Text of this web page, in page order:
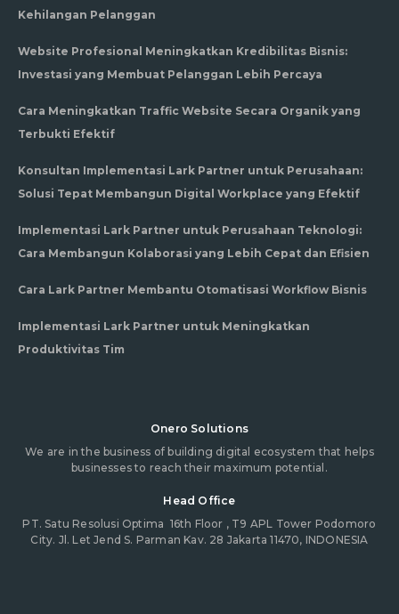
Kehilangan Pelanggan
Website Profesional Meningkatkan Kredibilitas Bisnis:
Investasi yang Membuat Pelanggan Lebih Percaya
Cara Meningkatkan Traffic Website Secara Organik yang
Terbukti Efektif
Konsultan Implementasi Lark Partner untuk Perusahaan:
Solusi Tepat Membangun Digital Workplace yang Efektif
Implementasi Lark Partner untuk Perusahaan Teknologi:
Cara Membangun Kolaborasi yang Lebih Cepat dan Efisien
Cara Lark Partner Membantu Otomatisasi Workflow Bisnis
Implementasi Lark Partner untuk Meningkatkan
Produktivitas Tim
Onero Solutions
We are in the business of building digital ecosystem that helps
businesses to reach their maximum potential.
Head Office
PT. Satu Resolusi Optima 16th Floor , T9 APL Tower Podomoro
City. Jl. Let Jend S. Parman Kav. 28 Jakarta 11470, INDONESIA